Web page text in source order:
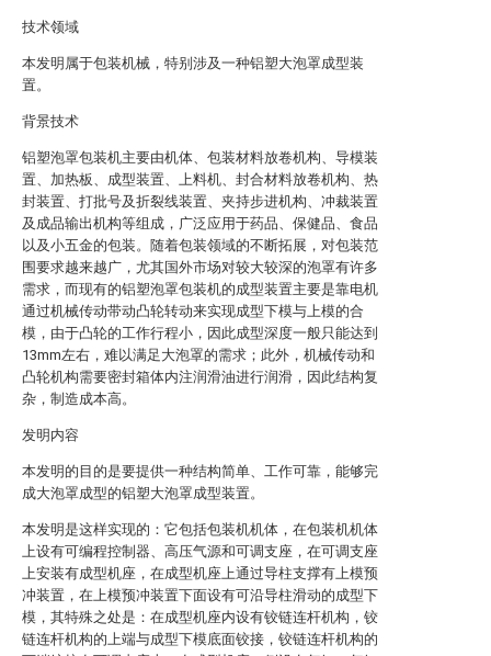
技术领域
本发明属于包装机械，特别涉及一种铝塑大泡罩成型装
置。
背景技术
铝塑泡罩包装机主要由机体、包装材料放卷机构、导模装
置、加热板、成型装置、上料机、封合材料放卷机构、热
封装置、打批号及折裂线装置、夹持步进机构、冲裁装置
及成品输出机构等组成，广泛应用于药品、保健品、食品
以及小五金的包装。随着包装领域的不断拓展，对包装范
围要求越来越广，尤其国外市场对较大较深的泡罩有许多
需求，而现有的铝塑泡罩包装机的成型装置主要是靠电机
通过机械传动带动凸轮转动来实现成型下模与上模的合
模，由于凸轮的工作行程小，因此成型深度一般只能达到
13mm左右，难以满足大泡罩的需求；此外，机械传动和
凸轮机构需要密封箱体内注润滑油进行润滑，因此结构复
杂，制造成本高。
发明内容
本发明的目的是要提供一种结构简单、工作可靠，能够完
成大泡罩成型的铝塑大泡罩成型装置。
本发明是这样实现的：它包括包装机机体，在包装机机体
上设有可编程控制器、高压气源和可调支座，在可调支座
上安装有成型机座，在成型机座上通过导柱支撑有上模预
冲装置，在上模预冲装置下面设有可沿导柱滑动的成型下
模，其特殊之处是：在成型机座内设有铰链连杆机构，铰
链连杆机构的上端与成型下模底面铰接，铰链连杆机构的